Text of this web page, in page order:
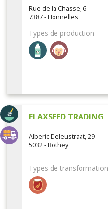
Rue de la Chasse, 6
7387 - Honnelles
Types de production
FLAXSEED TRADING
Alberic Deleustraat, 29
5032 - Bothey
Types de transformation